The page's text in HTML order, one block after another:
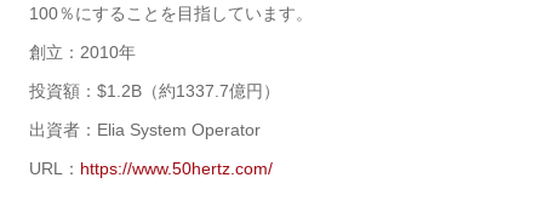
100％にすることを目指しています。
創立：2010年
投資額：$1.2B（約1337.7億円）
出資者：Elia System Operator
URL： https://www.50hertz.com/